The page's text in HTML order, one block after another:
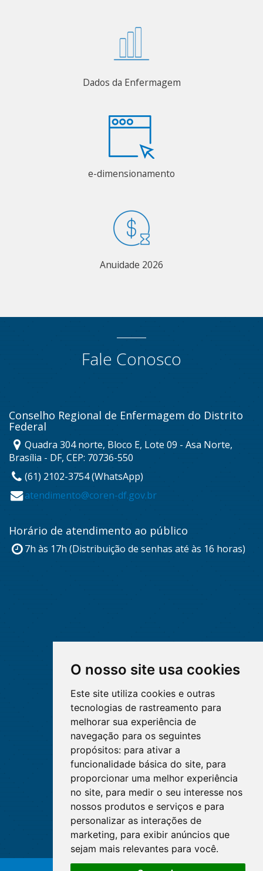
O nosso site usa cookies
Este site utiliza cookies e outras
tecnologias de rastreamento para
melhorar sua experiência de
navegação para os seguintes
propósitos: para ativar a
funcionalidade básica do site, para
proporcionar uma melhor experiência
no site, para medir o seu interesse nos
nossos produtos e serviços e para
personalizar as interações de
marketing, para exibir anúncios que
sejam mais relevantes para você.
Dados da Enfermagem
e-dimensionamento
Anuidade 2026
Fale Conosco
Conselho Regional de Enfermagem do Distrito
Federal
Quadra 304 norte, Bloco E, Lote 09 - Asa Norte,
Brasília - DF, CEP: 70736-550
(61) 2102-3754 (WhatsApp)
atendimento@coren-df.gov.br
Horário de atendimento ao público
7h às 17h (Distribuição de senhas até às 16 horas)
O WhatsApp é o principal canal